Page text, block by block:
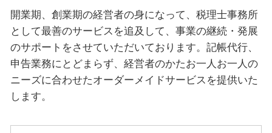
開業期、創業期の経営者の身になって、税理士事務所
として最善のサービスを追及して、事業の継続・発展
のサポートをさせていただいております。記帳代行、
申告業務にとどまらず、経営者のかたお一人お一人の
ニーズに合わせたオーダーメイドサービスを提供いた
します。